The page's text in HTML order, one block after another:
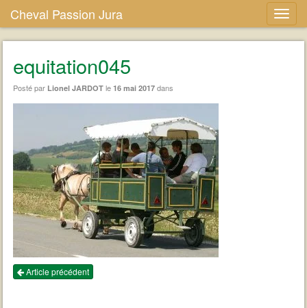
Cheval Passion Jura
equitation045
Posté par Lionel JARDOT le16 mai 2017 dans
Article précédent